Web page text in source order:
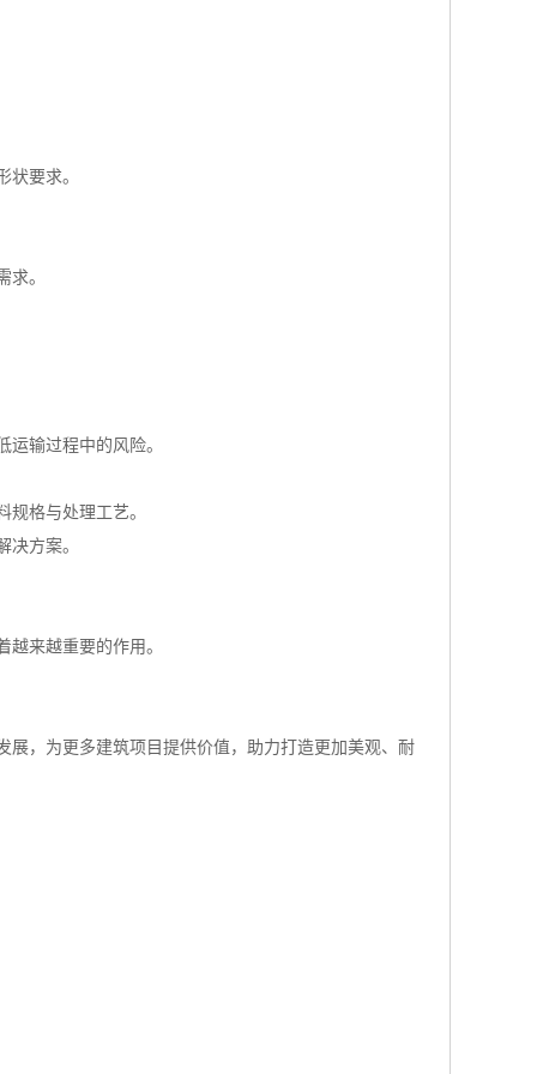
要求。
求。
输过程中的风险。
格与处理工艺。
方案。
来越重要的作用。
展，为更多建筑项目提供价值，助力打造更加美观、耐